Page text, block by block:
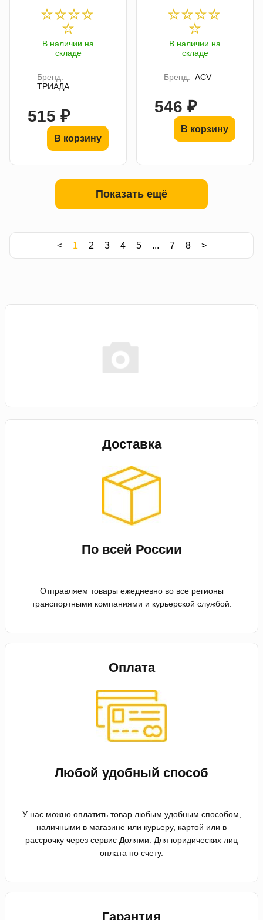
В наличии на
складе
Бренд:
ТРИАДА
515 ₽
В корзину
В наличии на
складе
Бренд: ACV
546 ₽
В корзину
Показать ещё
< 1 2 3 4 5 ... 7 8 >
Доставка
По всей России
Отправляем товары ежедневно во все регионы
транспортными компаниями и курьерской службой.
Оплата
Любой удобный способ
У нас можно оплатить товар любым удобным способом,
наличными в магазине или курьеру, картой или в
рассрочку через сервис Долями. Для юридических лиц
оплата по счету.
Гарантия